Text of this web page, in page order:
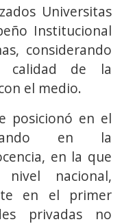
Universitas
Institucional
considerando
calidad de la
el medio.
posicionó en el
en la
en la que
nacional,
en el primer
privadas no